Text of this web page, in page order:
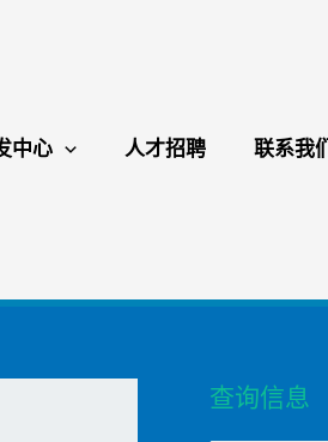
中心 人才招聘 联系我们
查询信息